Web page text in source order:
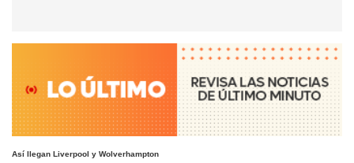
Así llegan Liverpool y Wolverhampton